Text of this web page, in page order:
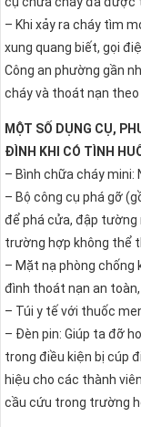
– Khi xảy ra cháy tìm
xung quang biết, gọi
Công an phường gần
cháy và thoát nạn theo
MỘT SỐ DỤNG CỤ,
ĐÌNH KHI CÓ TÌNH
– Bình chữa cháy mini:
– Bộ công cụ phá gỡ
để phá cửa, đập
trường hợp không thể
– Mặt nạ phòng chống
đình thoát nạn an toàn,
– Túi y tế với thuốc
– Đèn pin: Giúp ta đỡ
trong điều kiện bị cúp
hiệu cho các thành
cầu cứu trong trường